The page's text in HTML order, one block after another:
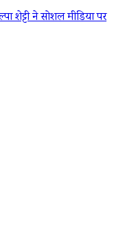
शेट्टी ने सोशल मीडिया पर